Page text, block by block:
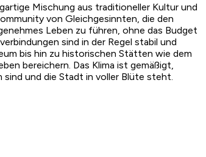
Mischung aus traditioneller Kultur und
von Gleichgesinnten, die den
Leben zu führen, ohne das Budget
sind in der Regel stabil und
bis hin zu historischen Stätten wie dem
bereichern. Das Klima ist gemäßigt,
und die Stadt in voller Blüte steht.